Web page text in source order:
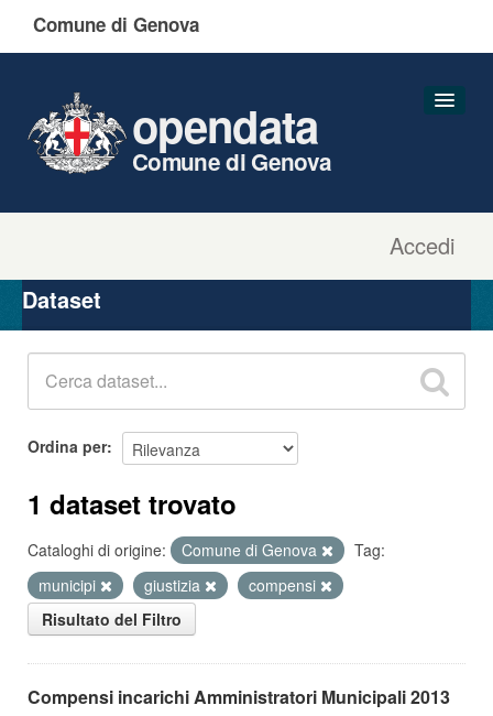
Comune di Genova
Accedi
opendata
Comune di Genova
Organizzazioni
Gruppi
Dataset
Ordina per
1 dataset trovato
Cataloghi di origine: Comune di Genova
Tag:
municipi
giustizia
compensi
Risultato del Filtro
Compensi incarichi Amministratori Municipali 2013